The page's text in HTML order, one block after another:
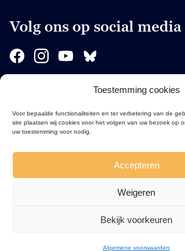
Toestemming cookies
Voor bepaalde functionaliteiten en ter verbetering van de
site plaatsen wij cookies voor het volgen van uw bezoek op
uw toestemming voor nodig.
Accepteren
Weigeren
Bekijk voorkeuren
Algemene voorwaarden
Volg ons op social media